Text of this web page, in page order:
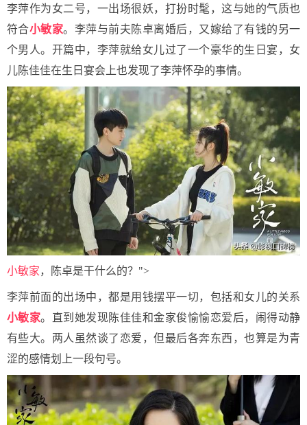
李萍作为女二号，一出场很妖，打扮时髦，这与她的气质也
符合小敏家。李萍与前夫陈卓离婚后，又嫁给了有钱的另一
个男人。开篇中，李萍就给女儿过了一个豪华的生日宴，女
儿陈佳佳在生日宴会上也发现了李萍怀孕的事情。
小敏家，陈卓是干什么的？">
李萍前面的出场中，都是用钱摆平一切，包括和女儿的关系
小敏家。直到她发现陈佳佳和金家俊愉愉恋爱后，闹得动静
有些大。两人虽然谈了恋爱，但最后各奔东西，也算是为青
涩的感情划上一段句号。